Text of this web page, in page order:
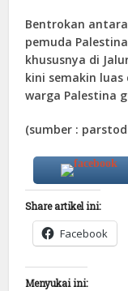
Bentrokan
pemuda
khususnya di
kini semakin
warga Palestina
(sumber :
Share artikel ini:
Facebook
Menyukai ini: